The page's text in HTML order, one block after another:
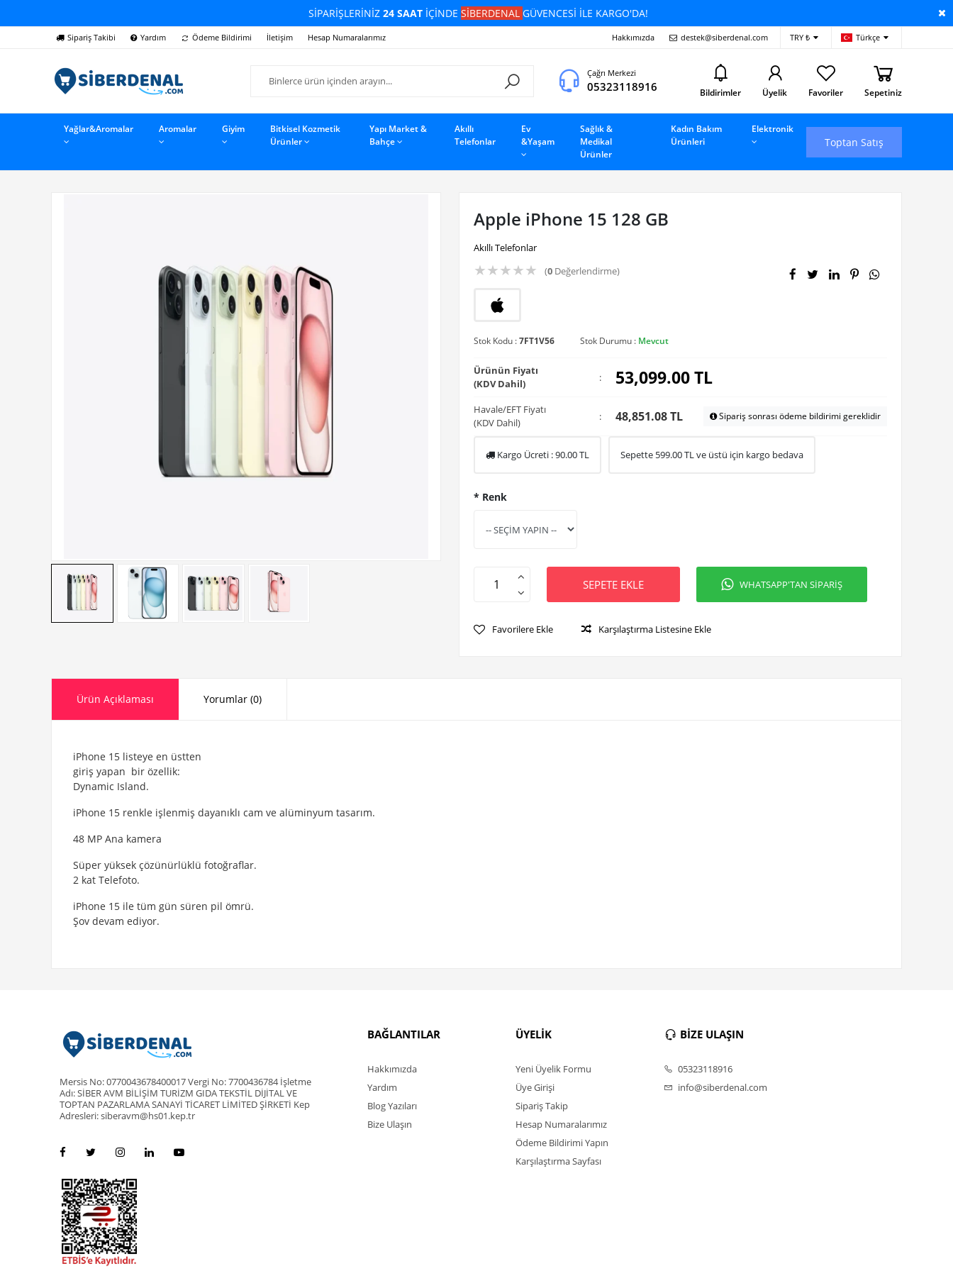
SİPARİŞLERİNİZ 24 SAATİÇİNDE SİBERDENAL GÜVENCESİ İLE KARGO'DA!
Sipariş Takibi Yardım Ödeme Bildirimi İletişim Hesap Numaralarımız Hakkımızda destek@siberdenal.com TRY ₺ Türkçe
Çağrı Merkezi
05323118916 Bildirimler Üyelik Favoriler Sepetiniz
Yağlar&Aromalar Aromalar Giyim
Bitkisel Kozmetik
Ürünler
Yapı Market &
Bahçe
Akıllı
Telefonlar
Ev
&Yaşam
Sağlık &
Medikal
Ürünler
Kadın Bakım
Ürünleri
Elektronik
Toptan Satış
Apple iPhone 15 128 GB
Akıllı Telefonlar
★★★★★ (0 Değerlendirme)
Stok Kodu :7FT1V56 Stok Durumu : Mevcut
Ürünün Fiyatı
(KDV Dahil)
: 53,099.00TL
Havale/EFT Fiyatı
(KDV Dahil)
: 48,851.08 TL Sipariş sonrası ödeme bildirimi gereklidir
Kargo Ücreti :90.00TL Sepette 599.00TL ve üstü için kargo bedava
* Renk
SEPETE EKLE WHATSAPP'TAN SİPARİŞ
Favorilere Ekle Karşılaştırma Listesine Ekle
Ürün Açıklaması Yorumlar (0)
iPhone 15 listeye en üstten
giriş yapan bir özellik:
Dynamic Island.
iPhone 15 renkle işlenmiş dayanıklı cam ve alüminyum tasarım.
48 MP Ana kamera
Süper yüksek çözünürlüklü fotoğraflar.
2 kat Telefoto.
iPhone 15 ile tüm gün süren pil ömrü.
Şov devam ediyor.
Mersis No: 0770043678400017 Vergi No: 7700436784 İşletme
Adı: SİBER AVM BİLİŞİM TURİZM GIDA TEKSTİL DİJİTAL VE
TOPTAN PAZARLAMA SANAYİ TİCARET LİMİTED ŞİRKETİ Kep
Adresleri: siberavm@hs01.kep.tr
BAĞLANTILAR
Hakkımızda
Yardım
Blog Yazıları
Bize Ulaşın
ÜYELİK
Yeni Üyelik Formu
Üye Girişi
Sipariş Takip
Hesap Numaralarımız
Ödeme Bildirimi Yapın
Karşılaştırma Sayfası
BİZE ULAŞIN
05323118916
info@siberdenal.com